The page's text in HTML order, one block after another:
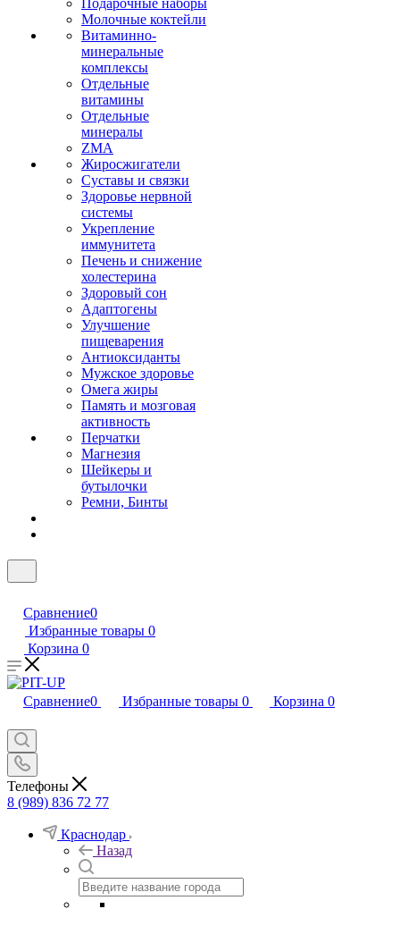
Подарочные наборы
Молочные коктейли
Витаминно-
минеральные
комплексы
Отдельные
витамины
Отдельные
минералы
ZMA
Жиросжигатели
Суставы и связки
Здоровье нервной
системы
Укрепление
иммунитета
Печень и снижение
холестерина
Здоровый сон
Адаптогены
Улучшение
пищеварения
Антиоксиданты
Мужское здоровье
Омега жиры
Память и мозговая
активность
Перчатки
Магнезия
Шейкеры и
бутылочки
Ремни, Бинты
Сравнение0
Избранные товары 0
Корзина 0
Сравнение0 Избранные товары 0 Корзина 0
Телефоны
8 (989) 836 72 77
Краснодар
Назад